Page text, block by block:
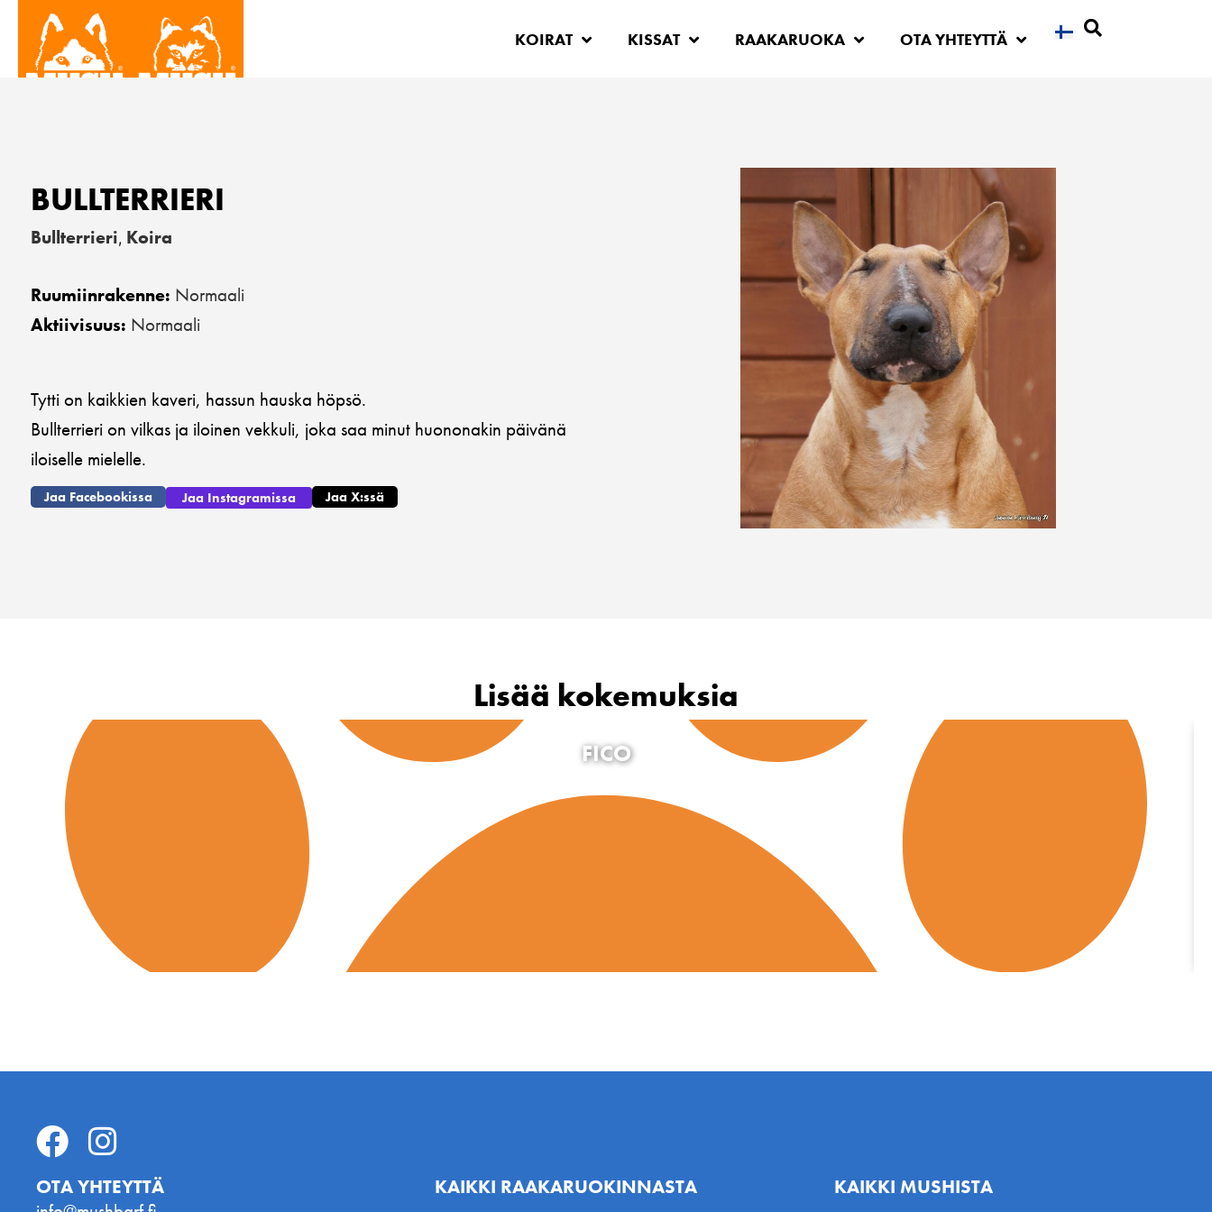
KOIRAT KISSAT RAAKARUOKA OTA YHTEYTTÄ
BULLTERRIERI
Bullterrieri, Koira
Ruumiinrakenne: Normaali
Aktiivisuus: Normaali
Tytti on kaikkien kaveri, hassun hauska höpsö.
Bullterrieri on vilkas ja iloinen vekkuli, joka saa minut huononakin päivänä
iloiselle mielelle.
Jaa Facebookissa Jaa Instagramissa Jaa X:ssä
Lisää kokemuksia
FICO
OTA YHTEYTTÄ
KAIKKI RAAKARUOKINNASTA KAIKKI MUSHISTA